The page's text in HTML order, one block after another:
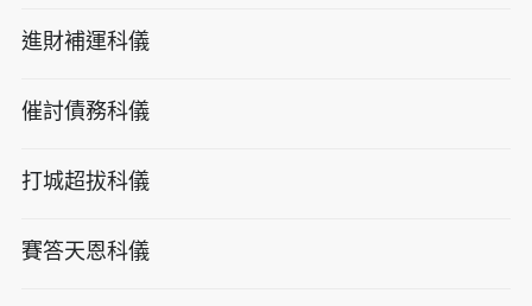
進財補運科儀
催討債務科儀
打城超拔科儀
賽答天恩科儀